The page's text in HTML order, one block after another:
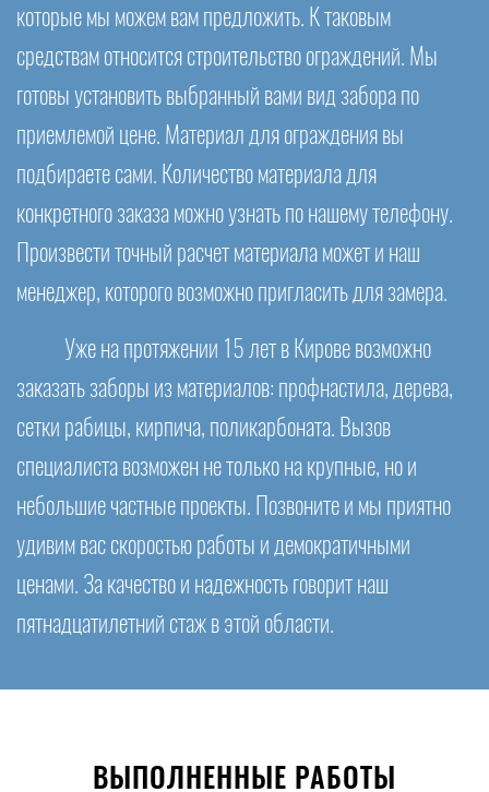
которые мы можем вам предложить. К таковым
средствам относится строительство ограждений. Мы
готовы установить выбранный вами вид забора по
приемлемой цене. Материал для ограждения вы
подбираете сами. Количество материала для
конкретного заказа можно узнать по нашему телефону.
Произвести точный расчет материала может и наш
менеджер, которого возможно пригласить для замера.
Уже на протяжении 15 лет в Кирове возможно
заказать заборы из материалов: профнастила, дерева,
сетки рабицы, кирпича, поликарбоната. Вызов
специалиста возможен не только на крупные, но и
небольшие частные проекты. Позвоните и мы приятно
удивим вас скоростью работы и демократичными
ценами. За качество и надежность говорит наш
пятнадцатилетний стаж в этой области.
ВЫПОЛНЕННЫЕ РАБОТЫ